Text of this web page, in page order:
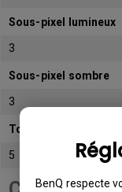
BenQ respecte
Sous-pixel lumineux
3
Sous-pixel sombre
3
Total de sous-pixels
5